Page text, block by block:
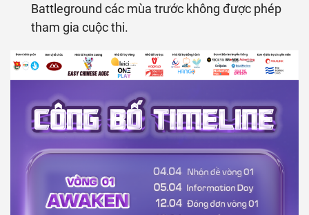
Battleground các mùa trước không được phép
tham gia cuộc thi.